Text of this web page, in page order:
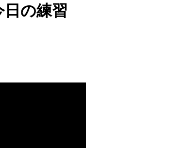
日の練習